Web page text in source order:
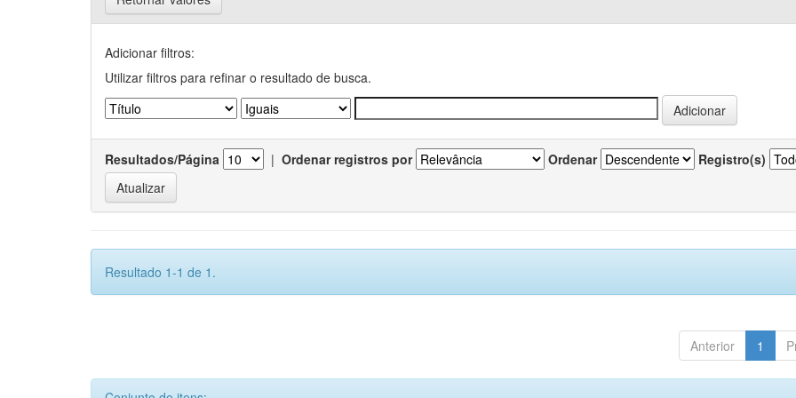
Adicionar filtros:
Utilizar filtros para refinar o resultado de busca.
Resultados/Página | Ordenar registros por Ordenar Registro(s)
Resultado 1-1 de 1.
Anterior 1